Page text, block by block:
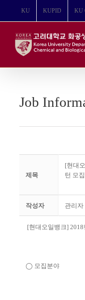
뛰
KU KUPID KU
Job
제목
[현대
턴 모집
작성자 관리자
[현대오일뱅크] 2018
◯ 모집분야